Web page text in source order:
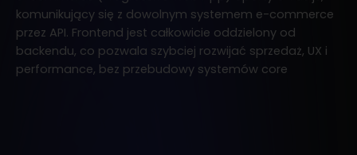
komunikujący się z dowolnym systemem e-commerce
przez API. Frontend jest całkowicie oddzielony od
backendu, co pozwala szybciej rozwijać sprzedaż, UX i
performance, bez przebudowy systemów core